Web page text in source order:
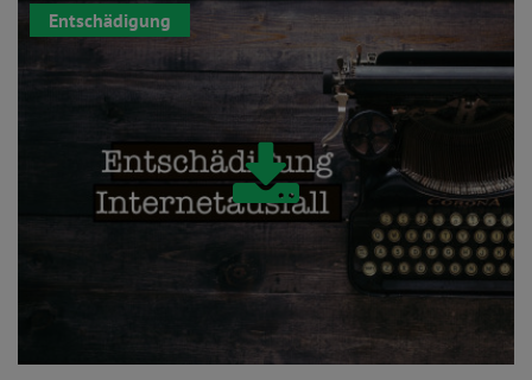
Entschädigung